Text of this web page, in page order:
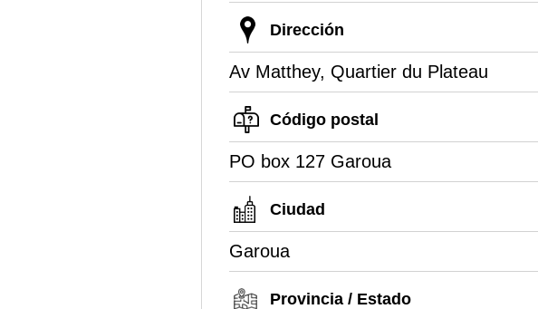
Dirección
Av Matthey, Quartier du Plateau
Código postal
PO box 127 Garoua
Ciudad
Garoua
Provincia / Estado